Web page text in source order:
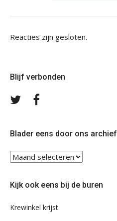
Reacties zijn gesloten.
Blijf verbonden
Volg
Blader eens door ons archief
Blader
eens
ons
Kijk ook eens bij de buren
Krewinkel krijst